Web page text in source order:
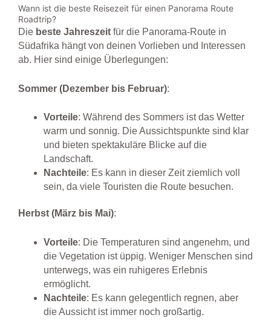
Wann ist die beste Reisezeit für einen Panorama Route
Roadtrip?
Die beste Jahreszeit für die Panorama-Route in
Südafrika hängt von deinen Vorlieben und Interessen
ab. Hier sind einige Überlegungen:
Sommer (Dezember bis Februar):
Vorteile: Während des Sommers ist das Wetter
warm und sonnig. Die Aussichtspunkte sind klar
und bieten spektakuläre Blicke auf die
Landschaft.
Nachteile: Es kann in dieser Zeit ziemlich voll
sein, da viele Touristen die Route besuchen.
Herbst (März bis Mai):
Vorteile: Die Temperaturen sind angenehm, und
die Vegetation ist üppig. Weniger Menschen sind
unterwegs, was ein ruhigeres Erlebnis
ermöglicht.
Nachteile: Es kann gelegentlich regnen, aber
die Aussicht ist immer noch großartig.